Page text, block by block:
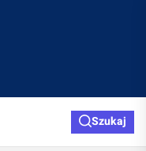
Szukaj